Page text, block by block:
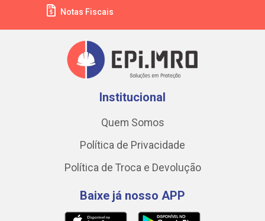
Notas Fiscais
Institucional
Quem Somos
Política de Privacidade
Política de Troca e Devolução
Baixe já nosso APP